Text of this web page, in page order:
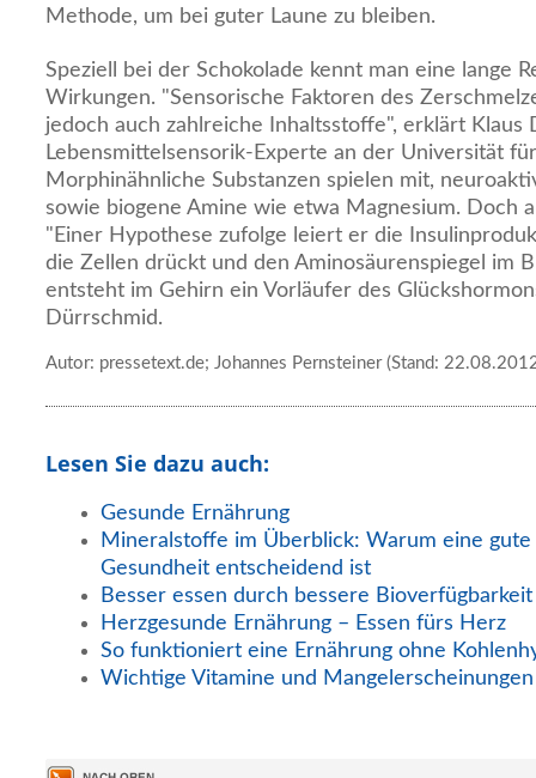
Methode, um bei guter Laune zu bleiben.
Speziell bei der Schokolade kennt man eine lange
Wirkungen. "Sensorische Faktoren des
jedoch auch zahlreiche Inhaltsstoffe", erklärt Klaus
Lebensmittelsensorik-Experte an der Universität
Morphinähnliche Substanzen spielen mit,
sowie biogene Amine wie etwa Magnesium. Doch
"Einer Hypothese zufolge leiert er die
die Zellen drückt und den Aminosäurenspiegel im
entsteht im Gehirn ein Vorläufer des
Dürrschmid.
Autor: pressetext.de; Johannes Pernsteiner (Stand:
Lesen Sie dazu auch:
Gesunde Ernährung
Mineralstoffe im Überblick: Warum eine
Gesundheit entscheidend ist
Besser essen durch bessere
Herzgesunde Ernährung – Essen fürs Herz
So funktioniert eine Ernährung ohne
Wichtige Vitamine und Mangelerscheinungen